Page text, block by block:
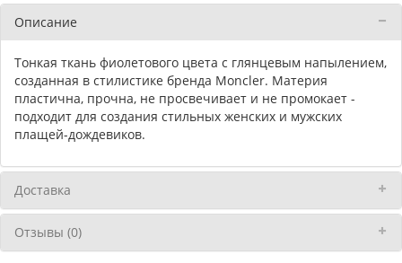
Описание
Тонкая ткань фиолетового цвета с глянцевым напылением,
созданная в стилистике бренда Moncler. Материя
пластична, прочна, не просвечивает и не промокает -
подходит для создания стильных женских и мужских
плащей-дождевиков.
Доставка
Отзывы (0)